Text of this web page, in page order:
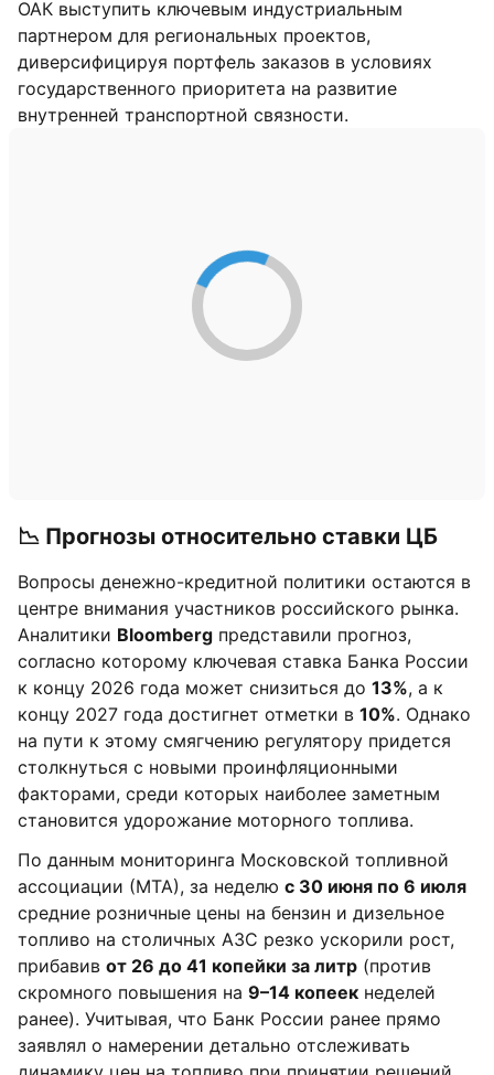
ОАК выступить ключевым индустриальным
партнером для региональных проектов,
диверсифицируя портфель заказов в условиях
государственного приоритета на развитие
внутренней транспортной связности.
📉 Прогнозы относительно ставки ЦБ
Вопросы денежно-кредитной политики остаются в
центре внимания участников российского рынка.
Аналитики Bloomberg представили прогноз,
согласно которому ключевая ставка Банка России
к концу 2026 года может снизиться до 13%, а к
концу 2027 года достигнет отметки в 10%. Однако
на пути к этому смягчению регулятору придется
столкнуться с новыми проинфляционными
факторами, среди которых наиболее заметным
становится удорожание моторного топлива.
По данным мониторинга Московской топливной
ассоциации (МТА), за неделю с 30 июня по 6 июля
средние розничные цены на бензин и дизельное
топливо на столичных АЗС резко ускорили рост,
прибавив от 26 до 41 копейки за литр (против
скромного повышения на 9–14 копеек неделей
ранее). Учитывая, что Банк России ранее прямо
заявлял о намерении детально отслеживать